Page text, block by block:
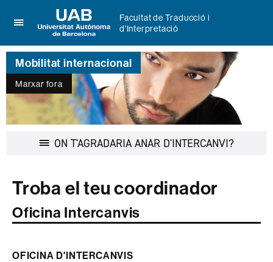
per
desplegar
el
menú
de
Facultat
Universitat
Autònoma
Barcelona
Facultat de Traducció i
d'Interpretació
Mobilitat internacional
Marxar fora
ON T'AGRADARIA ANAR D'INTERCANVI?Desplegar
Troba el teu coordinador
Oficina Intercanvis
OFICINA D'INTERCANVIS